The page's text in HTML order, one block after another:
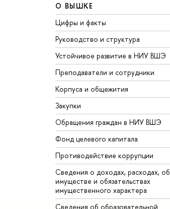
О ВЫШКЕ
Цифры и факты
Руководство и структура
Устойчивое развитие в НИУ ВШЭ
Преподаватели и сотрудники
Корпуса и общежития
Закупки
Обращения граждан в НИУ ВШЭ
Фонд целевого капитала
Противодействие коррупции
Сведения о доходах, расходах, об
имуществе и обязательствах
имущественного характера
Сведения об образовательной